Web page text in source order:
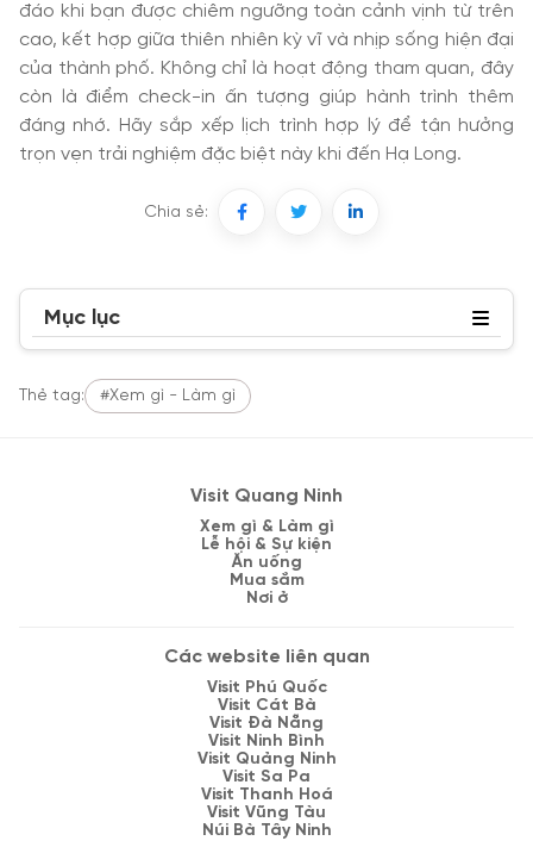
đáo khi bạn được chiêm ngưỡng toàn cảnh vịnh từ trên
cao, kết hợp giữa thiên nhiên kỳ vĩ và nhịp sống hiện đại
của thành phố. Không chỉ là hoạt động tham quan, đây
còn là điểm check-in ấn tượng giúp hành trình thêm
đáng nhớ. Hãy sắp xếp lịch trình hợp lý để tận hưởng
trọn vẹn trải nghiệm đặc biệt này khi đến Hạ Long.
Chia sẻ:
Mục lục
Thẻ tag: #Xem gì - Làm gì
Visit Quang Ninh
Xem gì & Làm gì
Lễ hội & Sự kiện
Ăn uống
Mua sắm
Nơi ở
Các website liên quan
Visit Phú Quốc
Visit Cát Bà
Visit Đà Nẵng
Visit Ninh Bình
Visit Quảng Ninh
Visit Sa Pa
Visit Thanh Hoá
Visit Vũng Tàu
Núi Bà Tây Ninh